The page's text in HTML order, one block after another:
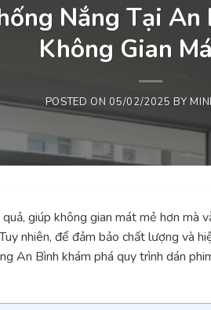
Nắng Tại
Không Gian
POSTED ON 05/02/2025 BY
giúp không gian mát mẻ hơn mà
nhiên, để đảm bảo chất lượng và
An Bình khám phá quy trình dán